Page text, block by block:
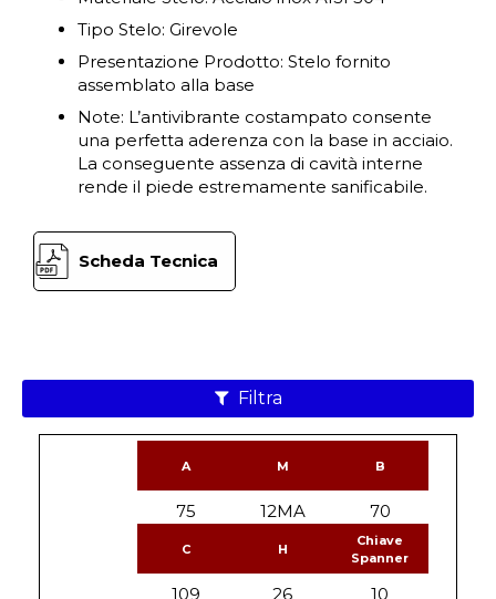
Tipo Stelo: Girevole
Presentazione Prodotto: Stelo fornito
assemblato alla base
Note: L’antivibrante costampato consente
una perfetta aderenza con la base in acciaio.
La conseguente assenza di cavità interne
rende il piede estremamente sanificabile.
Scheda Tecnica
Filtra
A
75
M
12MA
B
70
C
109
H
26
Chiave
Spanner
10